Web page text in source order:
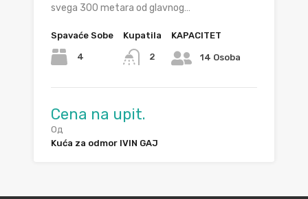
svega 300 metara od glavnog…
Spavaće Sobe
4
Kupatila
2
KAPACITET
14 Osoba
Cena na upit.
Од
Kuća za odmor IVIN GAJ